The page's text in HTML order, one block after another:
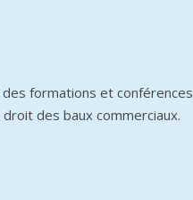
formations et conférences
des baux commerciaux.